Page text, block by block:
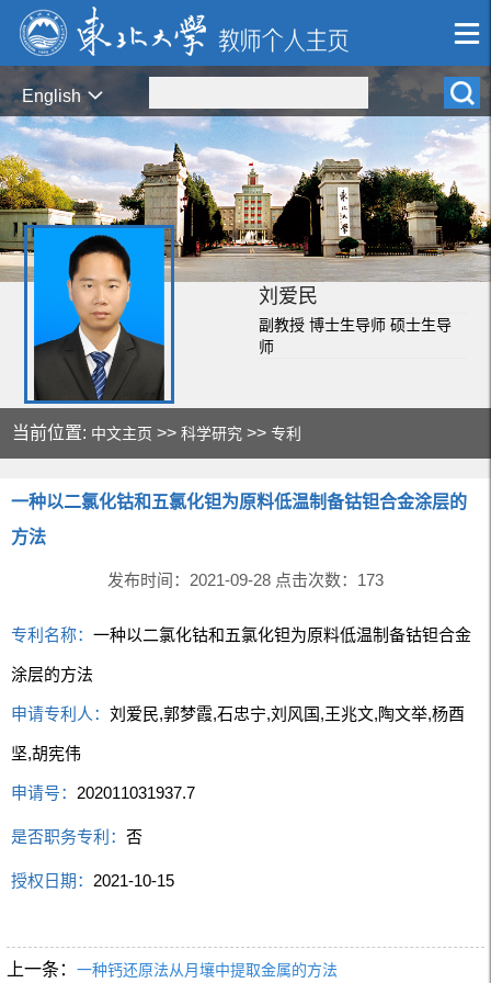
English
刘爱民
副教授 博士生导师 硕士生导
师
当前位置: 中文主页 >>科学研究 >>专利
一种以二氯化钴和五氯化钽为原料低温制备钴钽合金涂层的
方法
发布时间：2021-09-28 点击次数： 173
专利名称：一种以二氯化钴和五氯化钽为原料低温制备钴钽合金
涂层的方法
申请专利人：刘爱民,郭梦霞,石忠宁,刘风国,王兆文,陶文举,杨酉
坚,胡宪伟
申请号： 202011031937.7
是否职务专利：否
授权日期： 2021-10-15
上一条： 一种钙还原法从月壤中提取金属的方法